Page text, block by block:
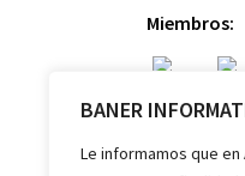
BANER
Le informamos que en
Miembros: